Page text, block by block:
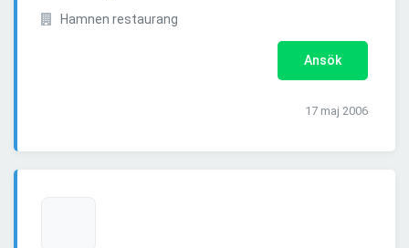
Hamnen restaurang
Ansök
17 maj 2006